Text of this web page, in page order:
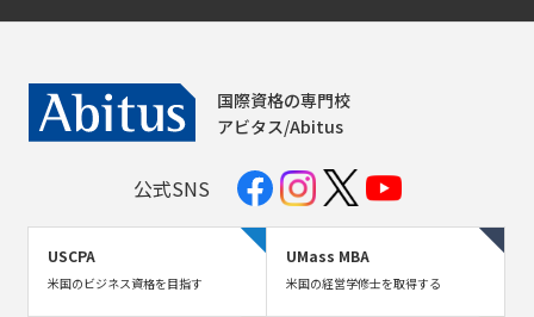
国際資格の専門校
アビタス/Abitus
公式SNS
USCPA
米国のビジネス資格を目指す
UMass MBA
米国の経営学修士を取得する